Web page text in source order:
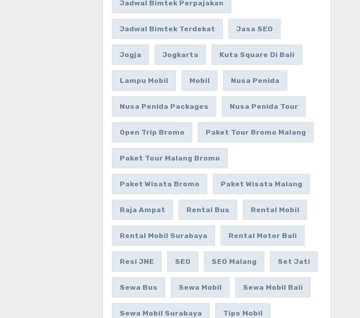
Jadwal Bimtek Perpajakan
Jadwal Bimtek Terdekat Jasa SEO
Jogja Jogkarta Kuta Square Di Bali
Lampu Mobil Mobil Nusa Penida
Nusa Penida Packages Nusa Penida Tour
Open Trip Bromo Paket Tour Bromo Malang
Paket Tour Malang Bromo
Paket Wisata Bromo Paket Wisata Malang
Raja Ampat Rental Bus Rental Mobil
Rental Mobil Surabaya Rental Motor Bali
Resi JNE SEO SEO Malang Set Jati
Sewa Bus Sewa Mobil Sewa Mobil Bali
Sewa Mobil Surabaya Tips Mobil